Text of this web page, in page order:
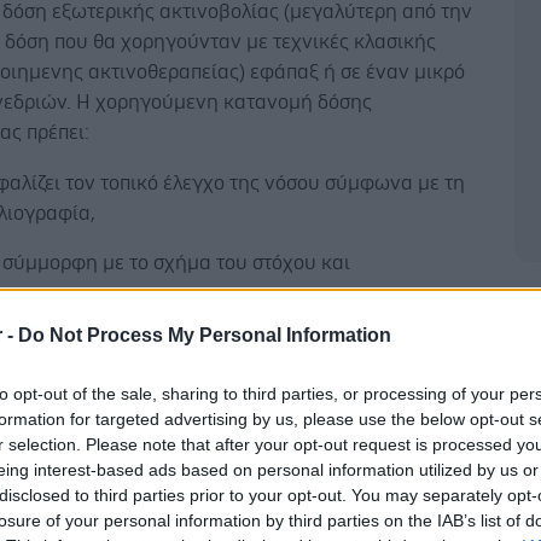
- Do Not Process My Personal Information
opt-out of the sale, sharing to third parties, or processing of your
for targeted advertising by us, please use the below opt-out
selection. Please note that after your opt-out request is processed
interest-based ads based on personal information utilized by us
to third parties prior to your opt-out. You may separately
of your personal information by third parties on the IAB’s list of
εξωτερικής ακτινοβολίας (μεγαλύτερη από την
που θα χορηγούνταν με τεχνικές κλασικής
ακτινοθεραπείας) εφάπαξ ή σε έναν μικρό
Η χορηγούμενη κατανομή δόσης
πρέπει:
τον τοπικό έλεγχο της νόσου σύμφωνα με τη
σύμμορφη με το σχήμα του στόχου και
επιβάρυνση των γειτονικών ιστών να είναι όσο
από αυξημένη χωρική και δοσιμετρική
οποία να βεβαιώνεται με εξειδικευμένους ελέγχους